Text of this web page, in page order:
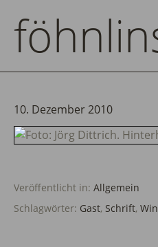
10. Dezember 2010
Veröffentlicht in: Allgemein
Schlagwörter: Gast, Schrift,